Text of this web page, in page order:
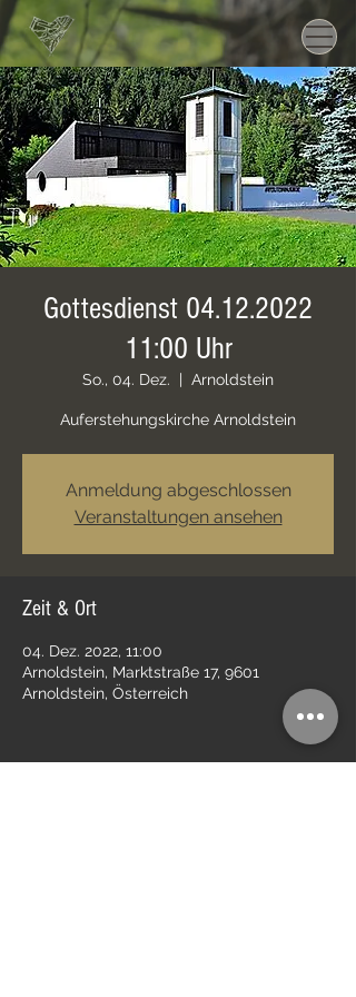
Gottesdienst 04.12.2022
11:00 Uhr
So., 04. Dez.
  |
Arnoldstein
Auferstehungskirche Arnoldstein
Anmeldung abgeschlossen
Veranstaltungen ansehen
Zeit & Ort
04. Dez. 2022, 11:00
Arnoldstein, Marktstraße 17, 9601
Arnoldstein, Österreich